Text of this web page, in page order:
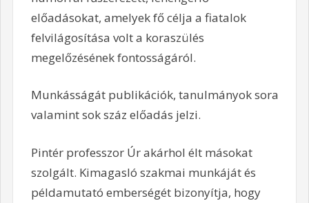
előadásokat, amelyek fő célja a fiatalok
felvilágosítása volt a koraszülés
megelőzésének fontosságáról.
Munkásságát publikációk, tanulmányok sora
valamint sok száz előadás jelzi.
Pintér professzor Úr akárhol élt másokat
szolgált. Kimagasló szakmai munkáját és
példamutató emberségét bizonyítja, hogy